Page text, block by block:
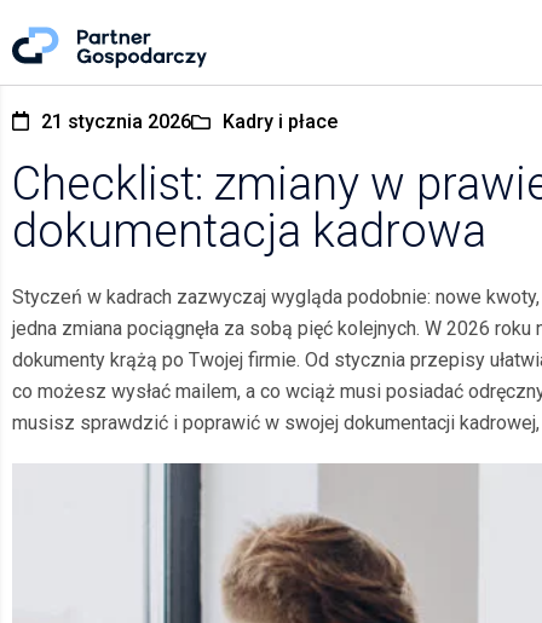
21 stycznia 2026 Kadry i płace
Checklist: zmiany w
dokumentacja kadrowa
Styczeń w kadrach zazwyczaj wygląda podobnie: nowe
jedna zmiana pociągnęła za sobą pięć kolejnych. W 2026
dokumenty krążą po Twojej firmie. Od stycznia przepisy
co możesz wysłać mailem, a co wciąż musi posiadać
musisz sprawdzić i poprawić w swojej dokumentacji